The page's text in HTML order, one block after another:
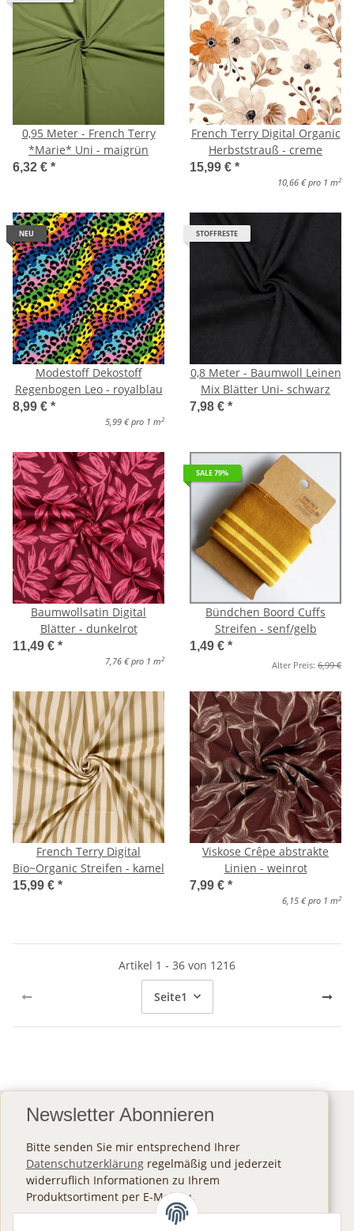
0,95 Meter - French Terry
*Marie* Uni - maigrün
6,32 € *
French Terry Digital Organic
Herbststrauß - creme
15,99 € *
10,66 € pro 1 m 2
NEU
Modestoff Dekostoff
Regenbogen Leo - royalblau
8,99 € *
5,99 € pro 1 m 2
STOFFRESTE
0,8 Meter - Baumwoll Leinen
Mix Blätter Uni- schwarz
7,98 € *
Baumwollsatin Digital
Blätter - dunkelrot
11,49 € *
7,76 € pro 1 m 2
SALE 79%
Bündchen Boord Cuffs
Streifen - senf/gelb
1,49 € *
Alter Preis: 6,99 €
French Terry Digital
Bio~Organic Streifen - kamel
15,99 € *
Viskose Crêpe abstrakte
Linien - weinrot
7,99 € *
6,15 € pro 1 m 2
Artikel 1 - 36 von 1216
Seite1
Newsletter Abonnieren
Bitte senden Sie mir entsprechend Ihrer
Datenschutzerklärung regelmäßig und jederzeit
widerruflich Informationen zu Ihrem
Produktsortiment per E-Mail zu.